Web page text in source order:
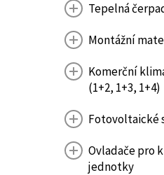
Tepelná
Montážní
Komerční
(1+2, 1+3, 1+4)
Fotovoltaické
Ovladače pro
jednotky